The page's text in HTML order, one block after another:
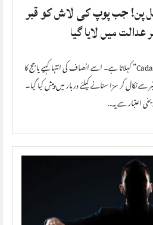
پن! جب پوپ کی لاش کو قبر
میں لایا گیا
لندن۔یہ تاریخی واقعہ “Cadaver Synod” کہلاتا ہے۔ اسے انصاف کی انتہا کہیے یا جج کا
نکال کر سزا سنانے کیلئے دربار میں پیش کیا گیا۔
اعتبار سے یہ…